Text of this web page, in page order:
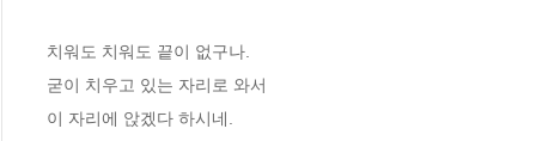
치워도 치워도 끝이 없구나.
굳이 치우고 있는 자리로 와서
이 자리에 앉겠다 하시네.